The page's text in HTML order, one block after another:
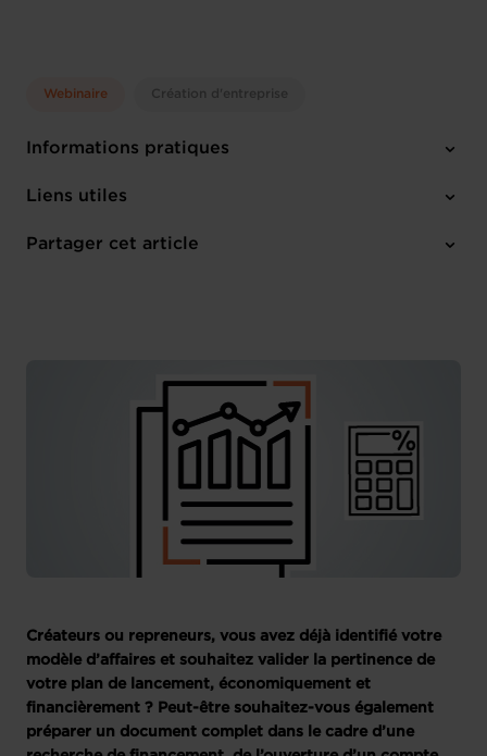
Webinaire Création d'entreprise
Informations pratiques
Mardi 23 Avr 2024
Online Workshop
Liens utiles
M'inscrire
Partager cet article
Créateurs ou repreneurs, vous avez déjà identifié votre
modèle d’affaires et souhaitez valider la pertinence de
votre plan de lancement, économiquement et
financièrement ? Peut-être souhaitez-vous également
préparer un document complet dans le cadre d’une